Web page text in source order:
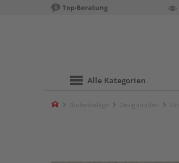
Top-Beratung
Alle Kategorien
Home